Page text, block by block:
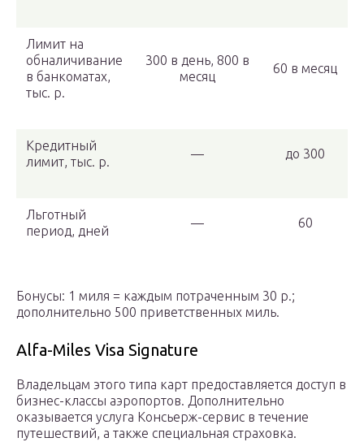
Лимит на
обналичивание
в банкоматах,
тыс. р.
300 в день, 800 в
месяц
60 в месяц
Кредитный
лимит, тыс. р.
— до 300
Льготный
период, дней
— 60
Бонусы: 1 миля = каждым потраченным 30 р.;
дополнительно 500 приветственных миль.
Alfa-Miles Visa Signature
Владельцам этого типа карт предоставляется доступ в
бизнес-классы аэропортов. Дополнительно
оказывается услуга Консьерж-сервис в течение
путешествий, а также специальная страховка.